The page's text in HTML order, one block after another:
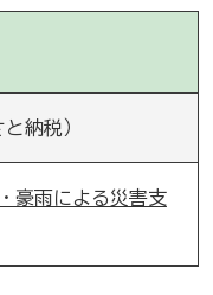
納税）
豪雨による災害支